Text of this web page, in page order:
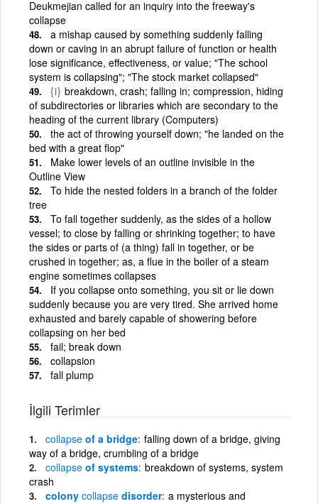
Deukmejian called for an inquiry into the freeway's
collapse
a mishap caused by something suddenly falling
down or caving in an abrupt failure of function or health
lose significance, effectiveness, or value; "The school
system is collapsing"; "The stock market collapsed"
{i} breakdown, crash; falling in; compression, hiding
of subdirectories or libraries which are secondary to the
heading of the current library (Computers)
the act of throwing yourself down; "he landed on the
bed with a great flop"
Make lower levels of an outline invisible in the
Outline View
To hide the nested folders in a branch of the folder
tree
To fall together suddenly, as the sides of a hollow
vessel; to close by falling or shrinking together; to have
the sides or parts of (a thing) fall in together, or be
crushed in together; as, a flue in the boiler of a steam
engine sometimes collapses
If you collapse onto something, you sit or lie down
suddenly because you are very tired. She arrived home
exhausted and barely capable of showering before
collapsing on her bed
fail; break down
collapsion
fall plump
İlgili Terimler
collapse of a bridge falling down of a bridge, giving
way of a bridge, crumbling of a bridge
collapse of systems breakdown of systems, system
crash
colony collapse disorder a mysterious and